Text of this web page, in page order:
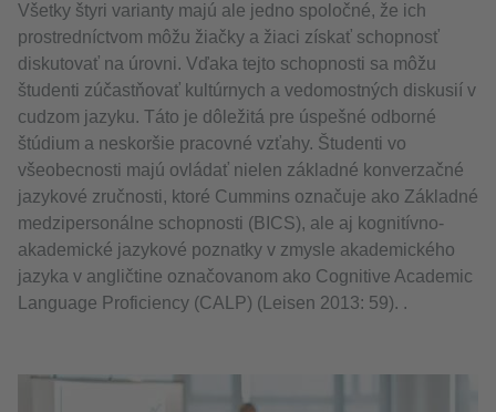
Všetky štyri varianty majú ale jedno spoločné, že ich
prostredníctvom môžu žiačky a žiaci získať schopnosť
diskutovať na úrovni. Vďaka tejto schopnosti sa môžu
študenti zúčastňovať kultúrnych a vedomostných diskusií v
cudzom jazyku. Táto je dôležitá pre úspešné odborné
štúdium a neskoršie pracovné vzťahy. Študenti vo
všeobecnosti majú ovládať nielen základné konverzačné
jazykové zručnosti, ktoré Cummins označuje ako Základné
medzipersonálne schopnosti (BICS), ale aj kognitívno-
akademické jazykové poznatky v zmysle akademického
jazyka v angličtine označovanom ako Cognitive Academic
Language Proficiency (CALP) (Leisen 2013: 59). .